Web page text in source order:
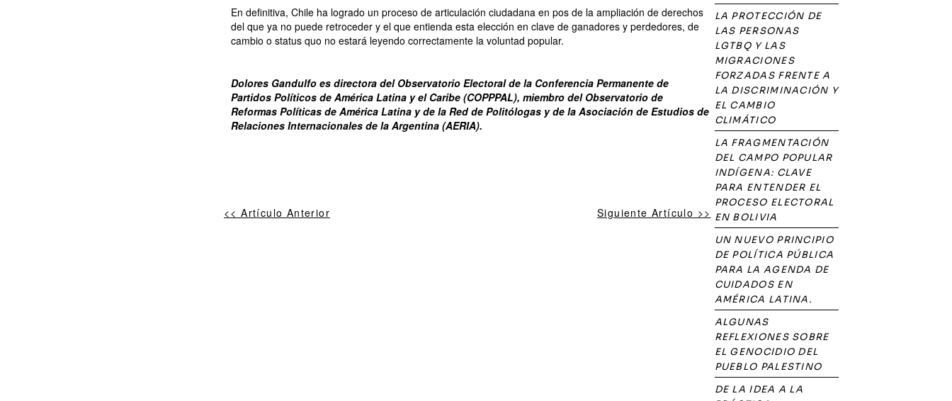
En definitiva, Chile ha logrado un proceso de articulación ciudadana en pos de la ampliación de derechos
del que ya no puede retroceder y el que entienda esta elección en clave de ganadores y perdedores, de
cambio o status quo no estará leyendo correctamente la voluntad popular.
Dolores Gandulfo es directora del Observatorio Electoral de la Conferencia Permanente de
Partidos Políticos de América Latina y el Caribe (COPPPAL), miembro del Observatorio de
Reformas Políticas de América Latina y de la Red de Politólogas y de la Asociación de Estudios de
Relaciones Internacionales de la Argentina (AERIA).
<< Artículo Anterior Siguiente Artículo >>
LA PROTECCIÓN DE
LAS PERSONAS
LGTBQ Y LAS
MIGRACIONES
FORZADAS FRENTE A
LA DISCRIMINACIÓN Y
EL CAMBIO
CLIMÁTICO
LA FRAGMENTACIÓN
DEL CAMPO POPULAR
INDÍGENA: CLAVE
PARA ENTENDER EL
PROCESO ELECTORAL
EN BOLIVIA
UN NUEVO PRINCIPIO
DE POLÍTICA PÚBLICA
PARA LA AGENDA DE
CUIDADOS EN
AMÉRICA LATINA.
ALGUNAS
REFLEXIONES SOBRE
EL GENOCIDIO DEL
PUEBLO PALESTINO
DE LA IDEA A LA